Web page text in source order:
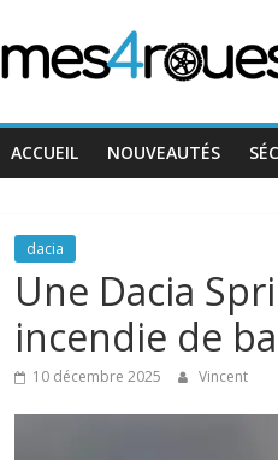
ACCUEIL NOUVEAUTÉS
dacia
Une Dacia
incendie de
10 décembre 2025 Vincent